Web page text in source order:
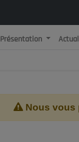
Présentation
Nous vous